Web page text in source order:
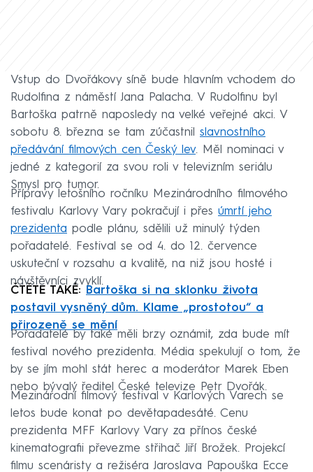
Vstup do Dvořákovy síně bude hlavním vchodem do
Rudolfina z náměstí Jana Palacha. V Rudolfinu byl
Bartoška patrně naposledy na velké veřejné akci. V
sobotu 8. března se tam zúčastnil slavnostního
předávání filmových cen Český lev. Měl nominaci v
jedné z kategorií za svou roli v televizním seriálu
Smysl pro tumor.
Přípravy letošního ročníku Mezinárodního filmového
festivalu Karlovy Vary pokračují i přes úmrtí jeho
prezidenta podle plánu, sdělili už minulý týden
pořadatelé. Festival se od 4. do 12. července
uskuteční v rozsahu a kvalitě, na niž jsou hosté i
návštěvníci zvyklí.
ČTĚTE TAKÉ:
Bartoška si na sklonku života
postavil vysněný dům. Klame „prostotou“ a
přirozeně se mění
Pořadatelé by také měli brzy oznámit, zda bude mít
festival nového prezidenta. Média spekulují o tom, že
by se jím mohl stát herec a moderátor Marek Eben
nebo bývalý ředitel České televize Petr Dvořák.
Mezinárodní filmový festival v Karlových Varech se
letos bude konat po devětapadesáté. Cenu
prezidenta MFF Karlovy Vary za přínos české
kinematografii převezme střihač Jiří Brožek. Projekcí
filmu scenáristy a režiséra Jaroslava Papouška Ecce